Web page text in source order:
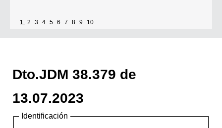
1 2 3 4 5 6 7 8 9 10
Dto.JDM 38.379 de
13.07.2023
Identificación